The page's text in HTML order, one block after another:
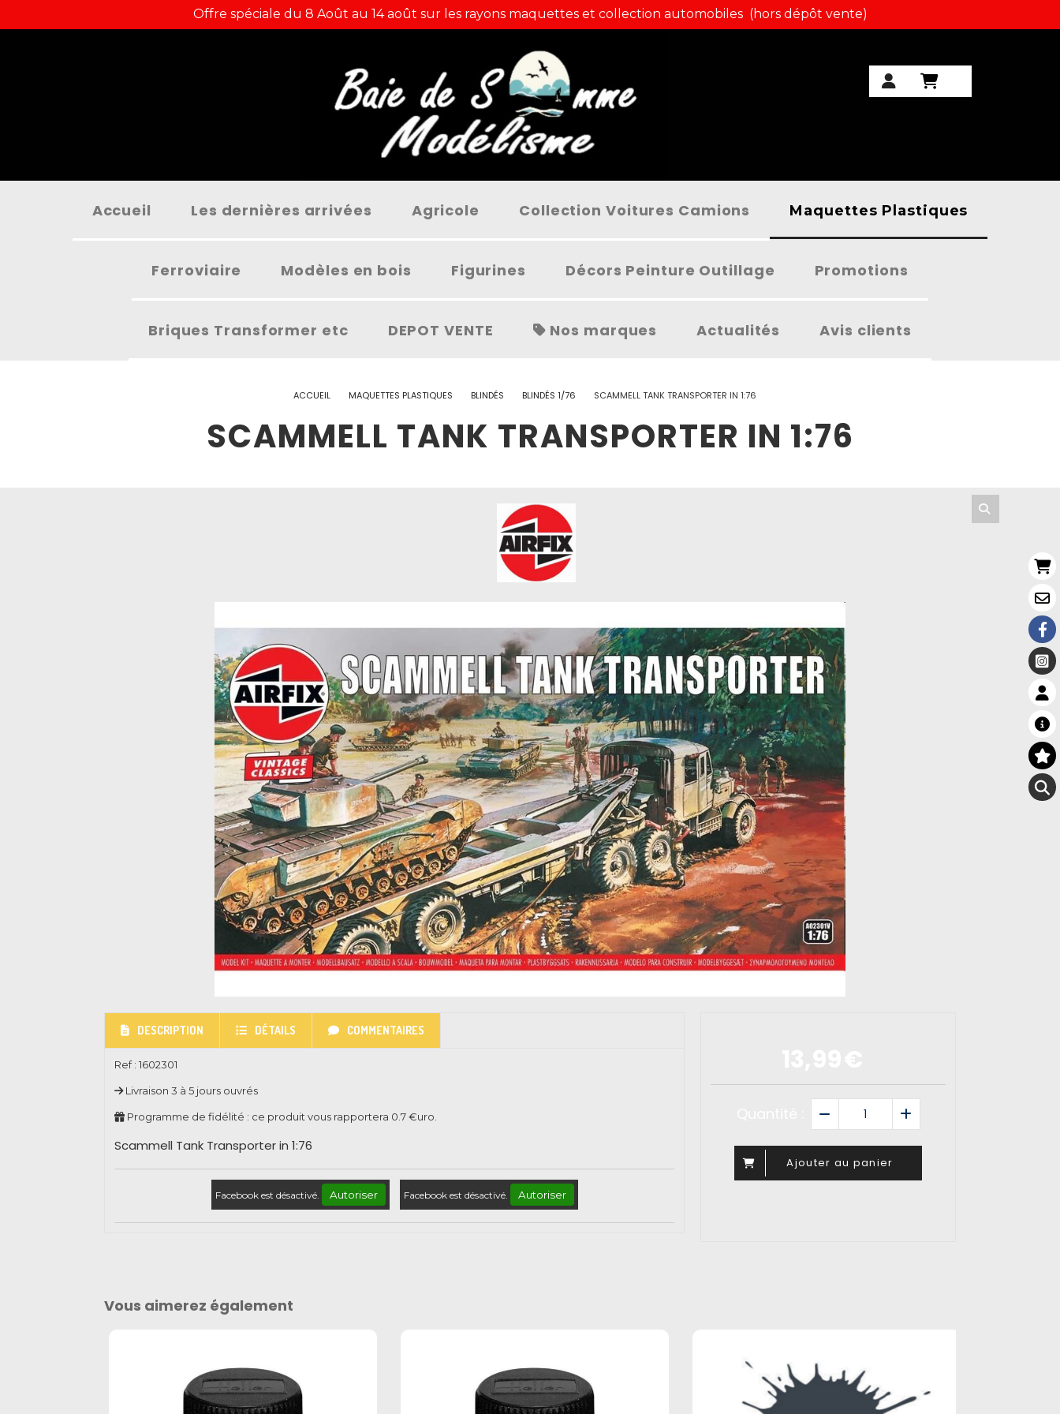
Offre spéciale du 8 Août au 14 août sur les rayons maquettes et collection automobiles (hors dépôt vente)
Accueil Les dernières arrivées Agricole Collection Voitures Camions Maquettes Plastiques
Ferroviaire Modèles en bois Figurines Décors Peinture Outillage Promotions
Briques Transformer etc DEPOT VENTE Nos marques Actualités Avis clients
ACCUEIL MAQUETTES PLASTIQUES BLINDÉS BLINDÉS 1/76 SCAMMELL TANK TRANSPORTER IN 1:76
SCAMMELL TANK TRANSPORTER IN 1:76
Ajouter au panier
DESCRIPTION DÉTAILS COMMENTAIRES
Ref : 1602301
Livraison 3 à 5 jours ouvrés
Programme de fidélité : ce produit vous rapportera 0.7€uro.
Scammell Tank Transporter in 1:76
Facebook est désactivé. Autoriser Facebook est désactivé. Autoriser
Vous aimerez également